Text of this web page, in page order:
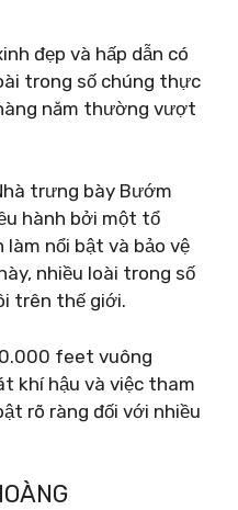
đẹp và hấp dẫn có
trong số chúng thực
năm thường vượt
trưng bày Bướm
hành bởi một tổ
nổi bật và bảo vệ
nhiều loài trong số
trên thế giới.
feet vuông
khí hậu và việc tham
rõ ràng đối với nhiều